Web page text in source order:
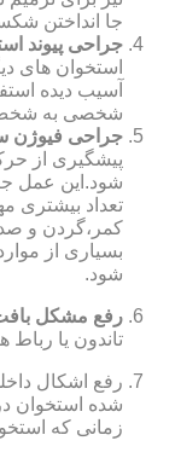
جا انداختن
جراحی پیوند
استخوان های
آسیب دیده
شخصی به شخص
جراحی فیوژن
پیشگیری از
شود.این عمل
تعداد بیشتری
کمر،گردن و
بسیاری از
شود.
رفع مشکل
تاندون یا رباط
رفع اشکال
شده استخوان
زمانی که